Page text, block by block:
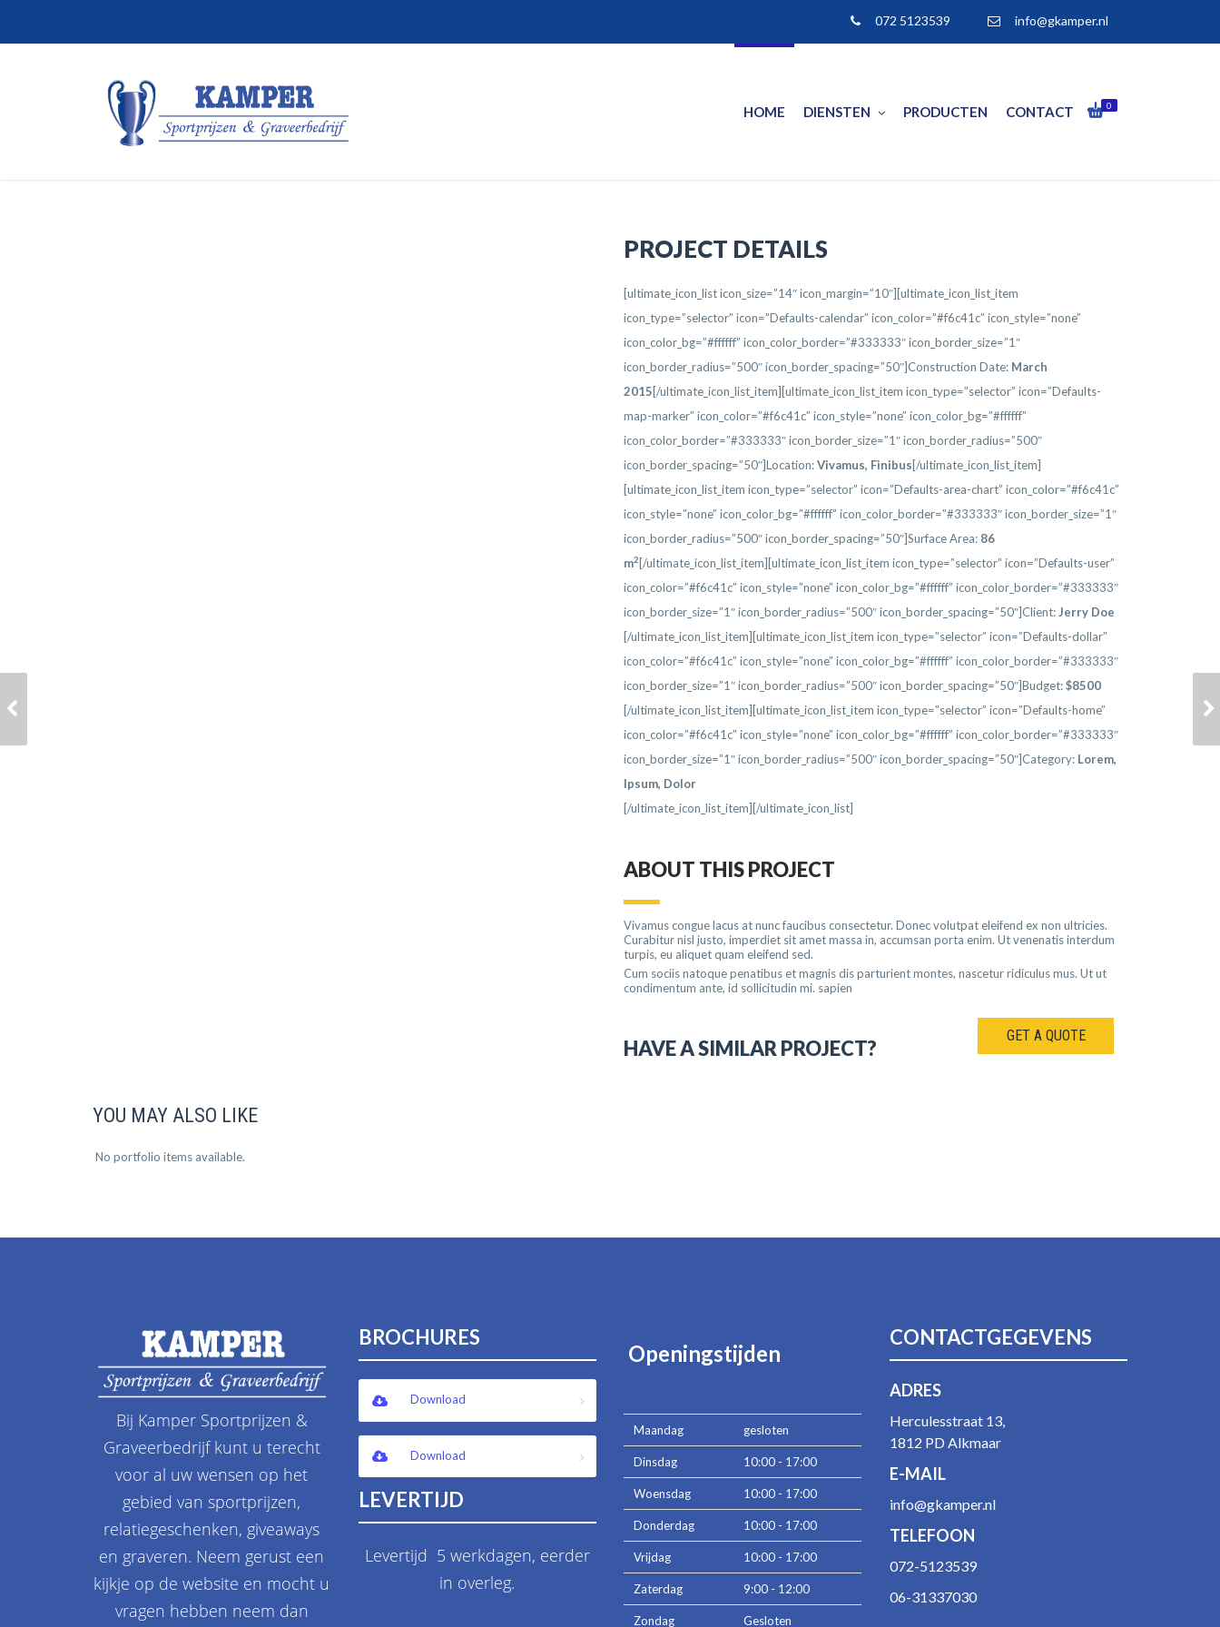
072 5123539 info@gkamper.nl
0
HOME DIENSTEN PRODUCTEN CONTACT
PROJECT DETAILS
[ultimate_icon_list icon_size=”14″ icon_margin=”10″][ultimate_icon_list_item
icon_type=”selector” icon=”Defaults-calendar” icon_color=”#f6c41c” icon_style=”none”
icon_color_bg=”#ffffff” icon_color_border=”#333333″ icon_border_size=”1″
icon_border_radius=”500″ icon_border_spacing=”50″]Construction Date: March
2015[/ultimate_icon_list_item][ultimate_icon_list_item icon_type=”selector” icon=”Defaults-
map-marker” icon_color=”#f6c41c” icon_style=”none” icon_color_bg=”#ffffff”
icon_color_border=”#333333″ icon_border_size=”1″ icon_border_radius=”500″
icon_border_spacing=”50″]Location:Vivamus, Finibus[/ultimate_icon_list_item]
[ultimate_icon_list_item icon_type=”selector” icon=”Defaults-area-chart” icon_color=”#f6c41c”
icon_style=”none” icon_color_bg=”#ffffff” icon_color_border=”#333333″ icon_border_size=”1″
icon_border_radius=”500″ icon_border_spacing=”50″]Surface Area: 86
m2 [/ultimate_icon_list_item][ultimate_icon_list_item icon_type=”selector” icon=”Defaults-user”
icon_color=”#f6c41c” icon_style=”none” icon_color_bg=”#ffffff” icon_color_border=”#333333″
icon_border_size=”1″ icon_border_radius=”500″ icon_border_spacing=”50″]Client: Jerry Doe
[/ultimate_icon_list_item][ultimate_icon_list_item icon_type=”selector” icon=”Defaults-dollar”
icon_color=”#f6c41c” icon_style=”none” icon_color_bg=”#ffffff” icon_color_border=”#333333″
icon_border_size=”1″ icon_border_radius=”500″ icon_border_spacing=”50″]Budget:$8500
[/ultimate_icon_list_item][ultimate_icon_list_item icon_type=”selector” icon=”Defaults-home”
icon_color=”#f6c41c” icon_style=”none” icon_color_bg=”#ffffff” icon_color_border=”#333333″
icon_border_size=”1″ icon_border_radius=”500″ icon_border_spacing=”50″]Category: Lorem,
Ipsum, Dolor
[/ultimate_icon_list_item][/ultimate_icon_list]
ABOUT THIS PROJECT
Vivamus congue lacus at nunc faucibus consectetur. Donec volutpat eleifend ex non ultricies.
Curabitur nisl justo, imperdiet sit amet massa in, accumsan porta enim. Ut venenatis interdum
turpis, eu aliquet quam eleifend sed.
Cum sociis natoque penatibus et magnis dis parturient montes, nascetur ridiculus mus. Ut ut
condimentum ante, id sollicitudin mi. sapien
HAVE A SIMILAR PROJECT?
GET A QUOTE
YOU MAY ALSO LIKE
No portfolio items available.
HOUSE MODEL 7
Bij Kamper Sportprijzen &
Graveerbedrijf kunt u terecht
voor al uw wensen op het
gebied van sportprijzen,
relatiegeschenken, giveaways
en graveren. Neem gerust een
kijkje op de website en mocht u
vragen hebben neem dan
BROCHURES
Download
Download
LEVERTIJD
Levertijd 5 werkdagen, eerder
in overleg.
Openingstijden
Maandag gesloten
Dinsdag 10:00 - 17:00
Woensdag 10:00 - 17:00
Donderdag 10:00 - 17:00
Vrijdag 10:00 - 17:00
Zaterdag 9:00 - 12:00
Zondag Gesloten
CONTACTGEGEVENS
ADRES
Herculesstraat 13,
1812 PD Alkmaar
E-MAIL
info@gkamper.nl
TELEFOON
072-5123539
06-31337030